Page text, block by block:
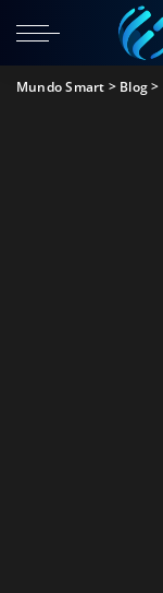
Mundo Smart > Blog>